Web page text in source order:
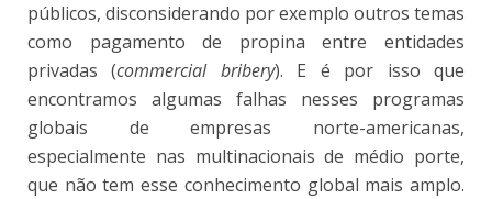
públicos, disconsiderando por exemplo outros temas
como pagamento de propina entre entidades
privadas (commercial bribery). E é por isso que
encontramos algumas falhas nesses programas
globais de empresas norte-americanas,
especialmente nas multinacionais de médio porte,
que não tem esse conhecimento global mais amplo.